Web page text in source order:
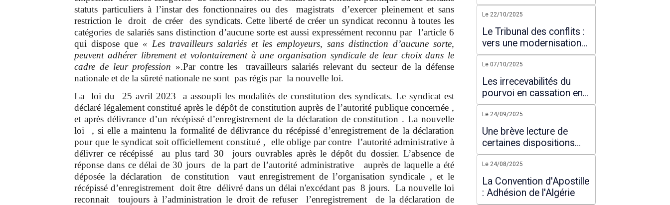
statuts particuliers à l’instar des fonctionnaires ou des magistrats d’exercer pleinement et sans
restriction le droit de créer des syndicats. Cette liberté de créer un syndicat reconnu à toutes les
catégories de salariés sans distinction d’aucune sorte est aussi expressément reconnu par l’article 6
qui dispose que « Les travailleurs salariés et les employeurs, sans distinction d’aucune sorte,
peuvent adhérer librement et volontairement à une organisation syndicale de leur choix dans le
cadre de leur profession ».Par contre les travailleurs salariés relevant du secteur de la défense
nationale et de la sûreté nationale ne sont pas régis par la nouvelle loi.
La loi du 25 avril 2023 a assoupli les modalités de constitution des syndicats. Le syndicat est
déclaré légalement constitué après le dépôt de constitution auprès de l’autorité publique concernée ,
et après délivrance d’un récépissé d’enregistrement de la déclaration de constitution . La nouvelle
loi , si elle a maintenu la formalité de délivrance du récépissé d’enregistrement de la déclaration
pour que le syndicat soit officiellement constitué , elle oblige par contre l’autorité administrative à
délivrer ce récépissé au plus tard 30 jours ouvrables après le dépôt du dossier. L’absence de
réponse dans ce délai de 30 jours de la part de l’autorité administrative auprès de laquelle a été
déposée la déclaration de constitution vaut enregistrement de l’organisation syndicale , et le
récépissé d’enregistrement doit être délivré dans un délai n'excédant pas 8 jours. La nouvelle loi
reconnait toujours à l’administration le droit de refuser l’enregistrement de la déclaration de
marchés publics : Référé
précontractuel et référé
contractuel
Le 22/10/2025
Le Tribunal des conflits :
vers une modernisation
de la gestion des
compétences
juridictionnelles
Le 07/10/2025
Les irrecevabilités du
pourvoi en cassation en
matière pénale à la
lumière de la directive de
la Cour suprême portant
filtrage des pourvois.
Le 24/09/2025
Une brève lecture de
certaines dispositions
inédites du nouveau code
de procédure pénale
Le 24/08/2025
La Convention d'Apostille
: Adhésion de l'Algérie